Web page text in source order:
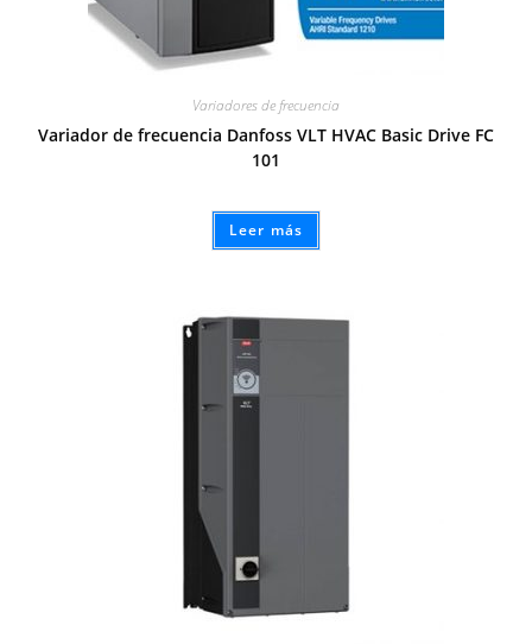
Variadores de frecuencia
Variador de frecuencia Danfoss VLT HVAC Basic Drive FC
101
Leer más